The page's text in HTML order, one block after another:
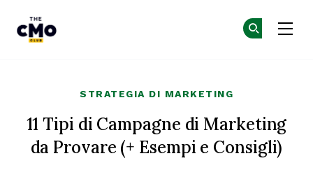
STRATEGIA DI MARKETING
11 Tipi di Campagne di Marketing
da Provare (+ Esempi e Consigli)